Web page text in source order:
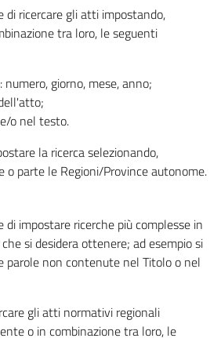
di ricercare gli atti impostando,
tra loro, le seguenti
giorno, mese, anno;
o nel testo.
la ricerca selezionando,
parte le Regioni/Province autonome.
impostare ricerche più complesse in
si desidera ottenere; ad esempio si
parole non contenute nel Titolo o nel
gli atti normativi regionali
o in combinazione tra loro, le